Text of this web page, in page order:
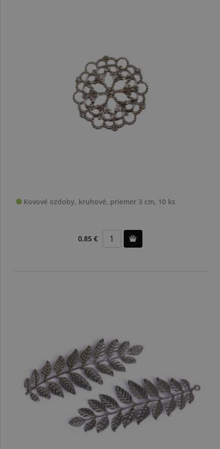
Kovové ozdoby, kruhové, priemer 3 cm, 10 ks
0,85 €